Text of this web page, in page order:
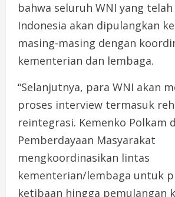
bahwa seluruh WNI yang
Indonesia akan dipulangkan
masing-masing dengan
kementerian dan lembaga.
“Selanjutnya, para WNI akan
proses interview termasuk
reintegrasi. Kemenko Polkam
Pemberdayaan Masyarakat
mengkoordinasikan lintas
kementerian/lembaga untuk
ketibaan hingga pemulangan